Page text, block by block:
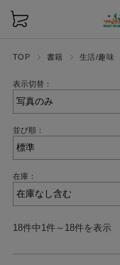
TOP 書籍 生活/趣味
表示切替：
並び順：
在庫：
18件中1件～18件を表示